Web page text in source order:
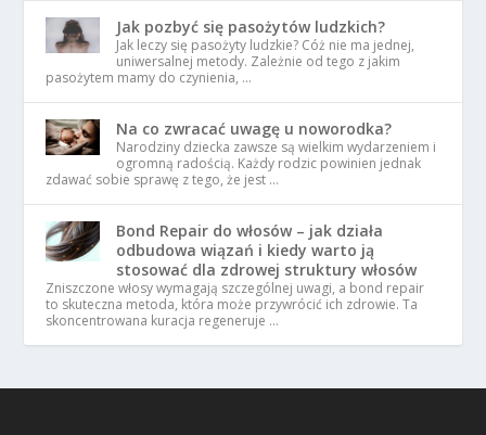
Jak pozbyć się pasożytów ludzkich?
Jak leczy się pasożyty ludzkie? Cóż nie ma jednej,
uniwersalnej metody. Zależnie od tego z jakim
pasożytem mamy do czynienia, …
Na co zwracać uwagę u noworodka?
Narodziny dziecka zawsze są wielkim wydarzeniem i
ogromną radością. Każdy rodzic powinien jednak
zdawać sobie sprawę z tego, że jest …
Bond Repair do włosów – jak działa
odbudowa wiązań i kiedy warto ją
stosować dla zdrowej struktury włosów
Zniszczone włosy wymagają szczególnej uwagi, a bond repair
to skuteczna metoda, która może przywrócić ich zdrowie. Ta
skoncentrowana kuracja regeneruje …